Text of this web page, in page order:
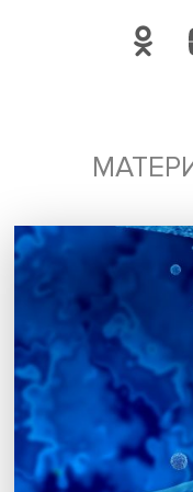
Павел